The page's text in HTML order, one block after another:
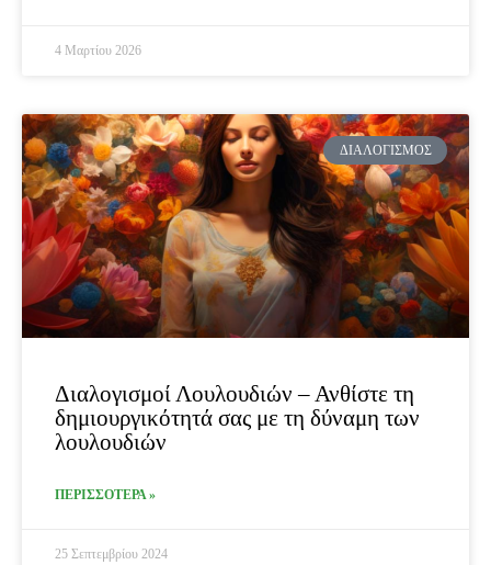
4 Μαρτίου 2026
ΔΙΑΛΟΓΙΣΜΌΣ
Διαλογισμοί Λουλουδιών – Ανθίστε τη
δημιουργικότητά σας με τη δύναμη των
λουλουδιών
ΠΕΡΙΣΣΟΤΕΡΑ »
25 Σεπτεμβρίου 2024